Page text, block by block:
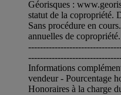
Géorisques :
statut de la copropriété.
Sans procédure en
annuelles de
Informations
vendeur - Pourcentage
Honoraires à la charge